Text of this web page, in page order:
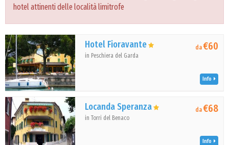
hotel attinenti delle località limitrofe
Hotel Fioravante
in Peschiera del Garda
da€60
Info
Locanda Speranza
in Torri del Benaco
da€68
Info